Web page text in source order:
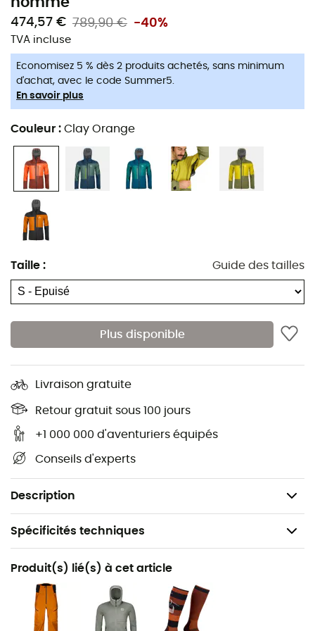
474,57 € 789,90 € -40%
TVA incluse
Economisez 5 % dès 2 produits achetés, sans minimum
d'achat, avec le code Summer5.
En savoir plus
Couleur : Clay Orange
Taille : Guide des tailles
Plus disponible
Livraison gratuite
Retour gratuit sous 100 jours
+1 000 000 d'aventuriers équipés
Conseils d'experts
Description
batterie du froid. Et ça, c'est pratique !
Capuche tempête à double réglage
Zip avant à 2 sens
2 poches avant
Poche forfait
Zone d‘aération zippée à 2-sens sous les bras
Poignets réglables en largeur
Jupe à neige amovible avec inserts élastiques
Taille réglable
Laine mérinos sur la peau
Coupe-vent
Membrane Dermizax EV
Impregnation durable, sans PFC:
Merino inside
Sans PFC
Matière extérieure : 100 % polyamide
Membrane : 100 % polyuréthane (Toray Dermizax®
Poids : 797 g
Spécificités techniques
Recommandé pour
Ski de randonnée
Genre
Produit(s) lié(s) à cet article